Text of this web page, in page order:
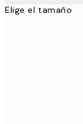
Elige el tamaño